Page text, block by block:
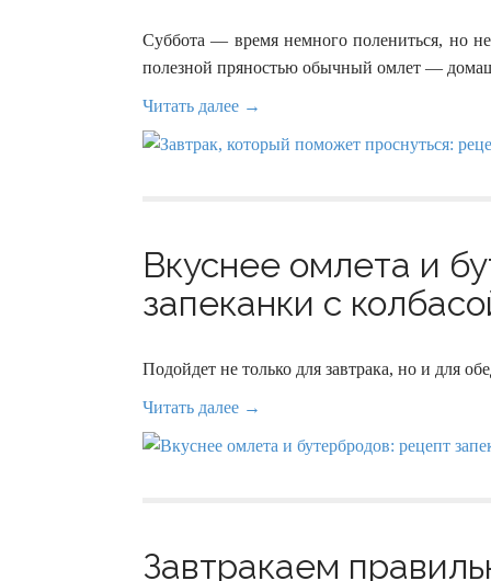
Суббота — время немного полениться, но не
полезной пряностью обычный омлет —
Читать далее →
Вкуснее омлета и
запеканки с
Подойдет не только для завтрака, но и для
Читать далее →
Завтракаем